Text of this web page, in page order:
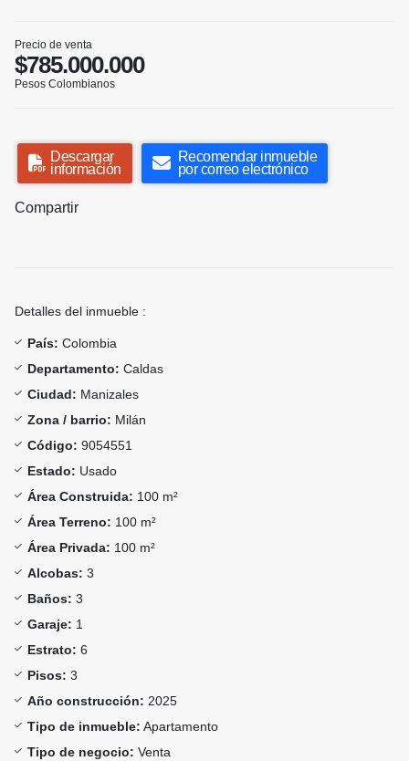
Precio de venta
$785.000.000
Pesos Colombianos
Descargar
información
Recomendar inmueble
por correo electrónico
Compartir
Detalles del inmueble :
País: Colombia
Departamento: Caldas
Ciudad: Manizales
Zona / barrio: Milán
Código: 9054551
Estado: Usado
Área Construida: 100 m²
Área Terreno: 100 m²
Área Privada: 100 m²
Alcobas: 3
Baños: 3
Garaje: 1
Estrato: 6
Pisos: 3
Año construcción: 2025
Tipo de inmueble: Apartamento
Tipo de negocio: Venta